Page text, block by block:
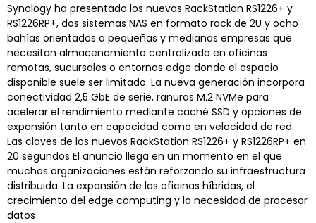
Synology ha presentado los nuevos RackStation RS1226+ y
RS1226RP+, dos sistemas NAS en formato rack de 2U y ocho
bahías orientados a pequeñas y medianas empresas que
necesitan almacenamiento centralizado en oficinas
remotas, sucursales o entornos edge donde el espacio
disponible suele ser limitado. La nueva generación incorpora
conectividad 2,5 GbE de serie, ranuras M.2 NVMe para
acelerar el rendimiento mediante caché SSD y opciones de
expansión tanto en capacidad como en velocidad de red.
Las claves de los nuevos RackStation RS1226+ y RS1226RP+ en
20 segundos El anuncio llega en un momento en el que
muchas organizaciones están reforzando su infraestructura
distribuida. La expansión de las oficinas híbridas, el
crecimiento del edge computing y la necesidad de procesar
datos